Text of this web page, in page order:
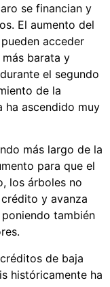
se financian y
El aumento del
acceder
barata y
el segundo
de la
ha ascendido muy
más largo de la
para que el
los árboles no
y avanza
también
de baja
históricamente ha